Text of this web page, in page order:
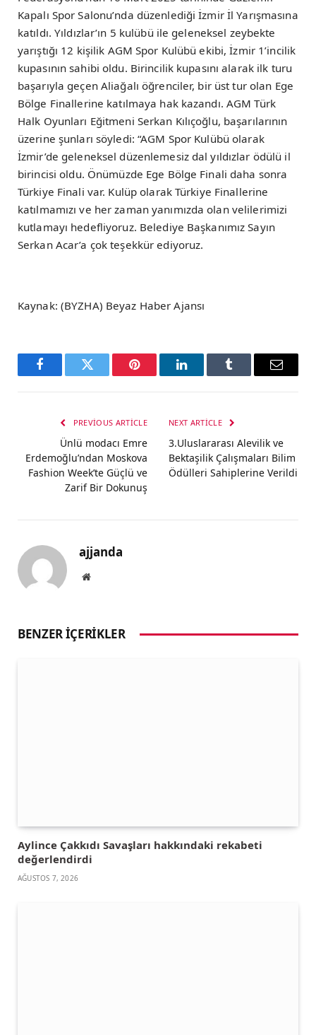
Kapalı Spor Salonu’nda düzenlediği İzmir İl Yarışmasına
katıldı. Yıldızlar’ın 5 kulübü ile geleneksel zeybekte
yarıştığı 12 kişilik AGM Spor Kulübü ekibi, İzmir 1’incilik
kupasının sahibi oldu. Birincilik kupasını alarak ilk turu
başarıyla geçen Aliağalı öğrenciler, bir üst tur olan Ege
Bölge Finallerine katılmaya hak kazandı. AGM Türk
Halk Oyunları Eğitmeni Serkan Kılıçoğlu, başarılarının
üzerine şunları söyledi: “AGM Spor Kulübü olarak
İzmir’de geleneksel düzenlemesiz dal yıldızlar ödülü il
birincisi oldu. Önümüzde Ege Bölge Finali daha sonra
Türkiye Finali var. Kulüp olarak Türkiye Finallerine
katılmamızı ve her zaman yanımızda olan velilerimizi
kutlamayı hedefliyoruz. Belediye Başkanımız Sayın
Serkan Acar’a çok teşekkür ediyoruz.
Kaynak: (BYZHA) Beyaz Haber Ajansı
FacebookTwitter Pinterest LinkedInTumblr Email
PREVIOUS ARTICLE
Ünlü modacı Emre
Erdemoğlu’ndan Moskova
Fashion Week’te Güçlü ve
Zarif Bir Dokunuş
NEXT ARTICLE
3.Uluslararası Alevilik ve
Bektaşilik Çalışmaları Bilim
Ödülleri Sahiplerine Verildi
ajjanda
Website
BENZER İÇERIKLER
Aylince Çakkıdı Savaşları hakkındaki rekabeti
değerlendirdi
AĞUSTOS 7, 2026